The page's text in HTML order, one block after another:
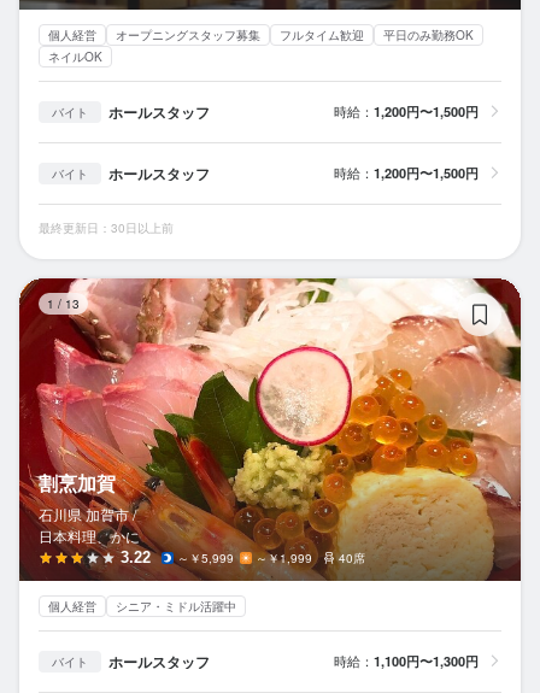
個人経営 オープニングスタッフ募集 フルタイム歓迎
平日のみ勤務OK
ネイルOK
バイト ホールスタッフ 時給： 1,200円〜1,500円
バイト ホールスタッフ 時給： 1,200円〜1,500円
最終更新日：30日以上前
1 / 13
割烹加賀
石川県 加賀市 /
日本料理、かに
3.22 ～￥5,999 ～￥1,999 40席
個人経営 シニア・ミドル活躍中
バイト ホールスタッフ 時給： 1,100円〜1,300円